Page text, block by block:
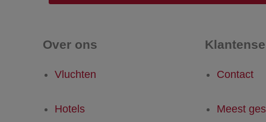
Over ons
Vluchten
Hotels
Contact
Meest